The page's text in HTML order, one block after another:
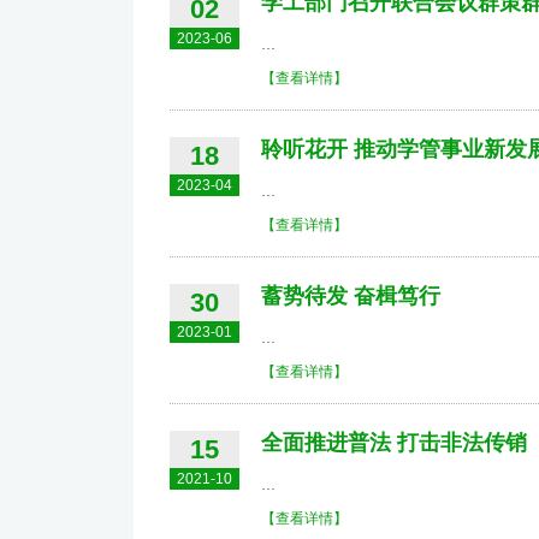
02
2023-06
【查看详情】
18
2023-04
聆听花开 推动学管事业新发
【查看详情】
30
2023-01
蓄势待发 奋楫笃行
【查看详情】
15
2021-10
全面推进普法 打击非法传销
【查看详情】